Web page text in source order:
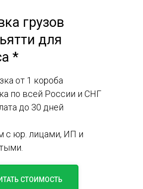
СТОИМОСТЬ
грузов
для
*
от 1 короба
по всей России и СНГ
до 30 дней
с юр. лицами, ИП и